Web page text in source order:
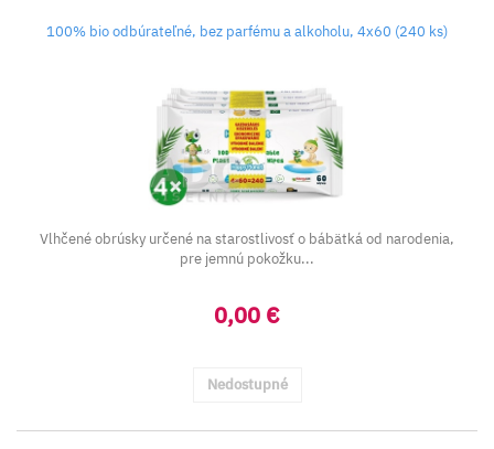
100% bio odbúrateľné, bez parfému a alkoholu, 4x60 (240 ks)
Vlhčené obrúsky určené na starostlivosť o bábätká od narodenia,
pre jemnú pokožku...
0,00 €
Nedostupné